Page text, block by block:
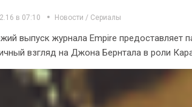
в 07:10 Новости / Сериалы
выпуск журнала Empire предоставляет
взгляд на Джона Бернтала в роли